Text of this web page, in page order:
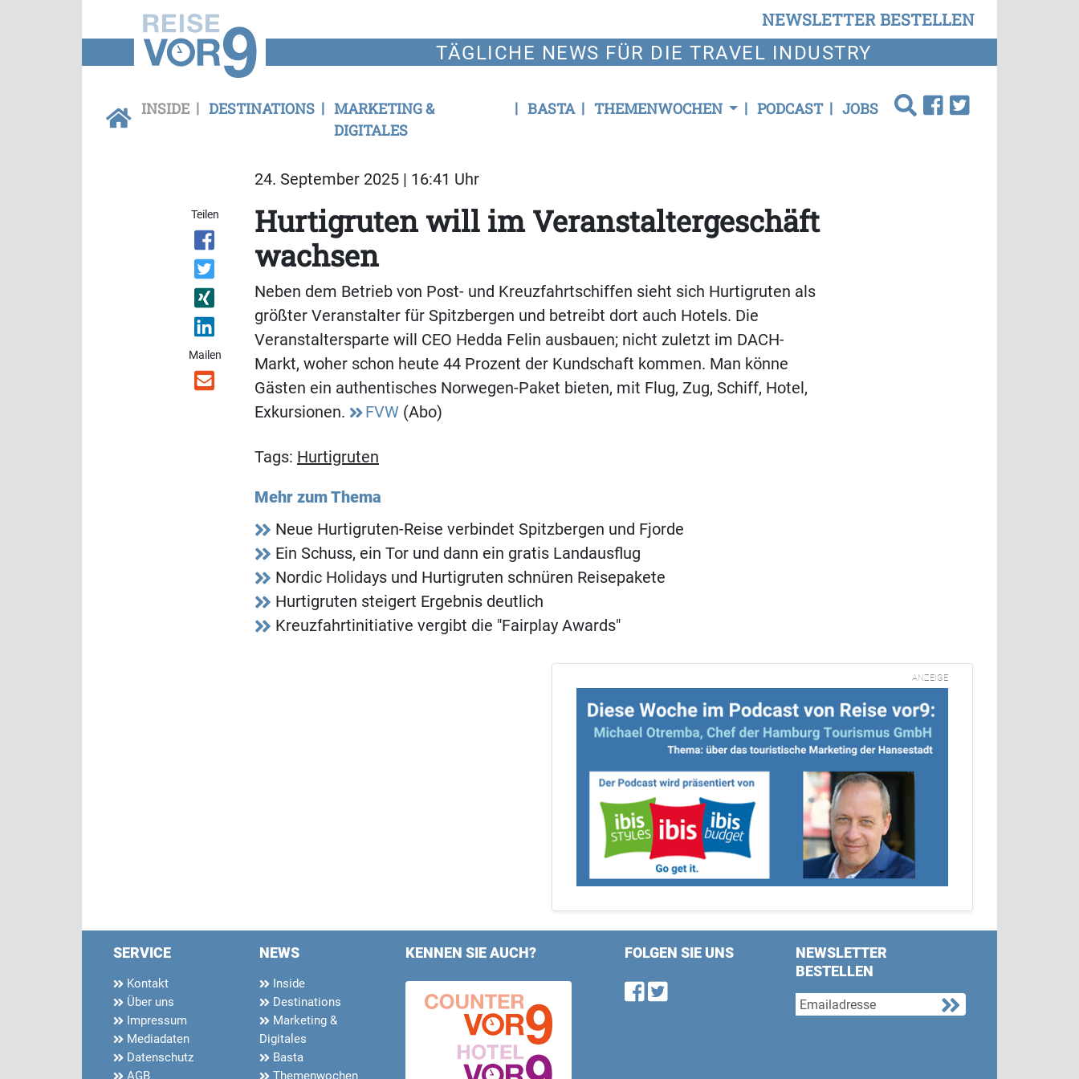
NEWSLETTER BESTELLEN
TÄGLICHE NEWS FÜR DIE TRAVEL INDUSTRY
INSIDE DESTINATIONS
MARKETING &
DIGITALES
BASTA THEMENWOCHEN PODCAST JOBS
24. September 2025 | 16:41 Uhr
Teilen
Mailen
Hurtigruten will im Veranstaltergeschäft
wachsen
Neben dem Betrieb von Post- und Kreuzfahrtschiffen sieht sich Hurtigruten als
größter Veranstalter für Spitzbergen und betreibt dort auch Hotels. Die
Veranstaltersparte will CEO Hedda Felin ausbauen; nicht zuletzt im DACH-
Markt, woher schon heute 44 Prozent der Kundschaft kommen. Man könne
Gästen ein authentisches Norwegen-Paket bieten, mit Flug, Zug, Schiff, Hotel,
Exkursionen.
FVW (Abo)
Tags: Hurtigruten
Mehr zum Thema
Neue Hurtigruten-Reise verbindet Spitzbergen und Fjorde
Ein Schuss, ein Tor und dann ein gratis Landausflug
Nordic Holidays und Hurtigruten schnüren Reisepakete
Hurtigruten steigert Ergebnis deutlich
Kreuzfahrtinitiative vergibt die "Fairplay Awards"
ANZEIGE
SERVICE
Kontakt
Über uns
Impressum
Mediadaten
Datenschutz
AGB
NEWS
Inside
Destinations
Marketing &
Digitales
Basta
Themenwochen
KENNEN SIE AUCH? FOLGEN SIE UNS
Find us on Facebook
Follow us on Twitter
NEWSLETTER
BESTELLEN